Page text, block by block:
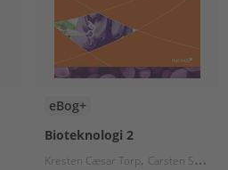
eBog+
Bioteknologi 2
Kresten Cæsar Torp Carsten Skovsø Bugge